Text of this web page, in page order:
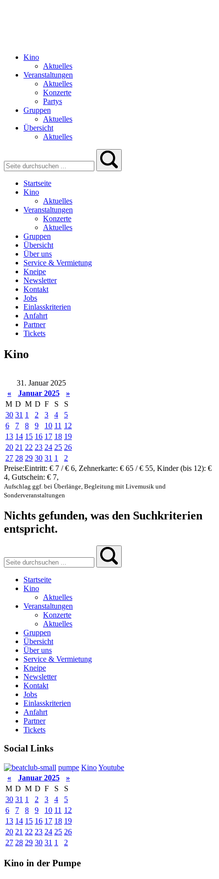
Kino
Aktuelles
Veranstaltungen
Aktuelles
Konzerte
Partys
Gruppen
Aktuelles
Übersicht
Aktuelles
Startseite
Kino
Aktuelles
Veranstaltungen
Konzerte
Aktuelles
Gruppen
Übersicht
Über uns
Service & Vermietung
Kneipe
Newsletter
Kontakt
Jobs
Einlasskriterien
Anfahrt
Partner
Tickets
Kino
31. Januar 2025
«
Januar 2025
»
M D M D F S
S
30 31 1 2 3 4
5
6
7 8 9 10 11 12
13 14 15 16 17 18 19
20 21 22 23 24 25 26
27 28 29 30 31 1
2
Preise:Eintritt: € 7 / € 6, Zehnerkarte: € 65 / € 55, Kinder (bis 12): €
4, Gutschein: € 7,
Aufschlag ggf. bei Überlänge, Begleitung mit Livemusik und
Sonderveranstaltungen
Nichts gefunden, was den Suchkriterien
entspricht.
Startseite
Kino
Aktuelles
Veranstaltungen
Konzerte
Aktuelles
Gruppen
Übersicht
Über uns
Service & Vermietung
Kneipe
Newsletter
Kontakt
Jobs
Einlasskriterien
Anfahrt
Partner
Tickets
Social Links
pumpe KinoYoutube
«
Januar 2025
»
M D M D F S
S
30 31 1 2 3 4
5
6
7 8 9 10 11 12
13 14 15 16 17 18 19
20 21 22 23 24 25 26
27 28 29 30 31 1 2
Kino in der Pumpe